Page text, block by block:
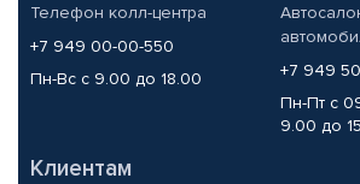
Телефон колл-центра
+7 949 00-00-550
Пн-Вс с 9.00 до 18.00
+7 949
Пн-Пт с
9.00 до
Клиентам